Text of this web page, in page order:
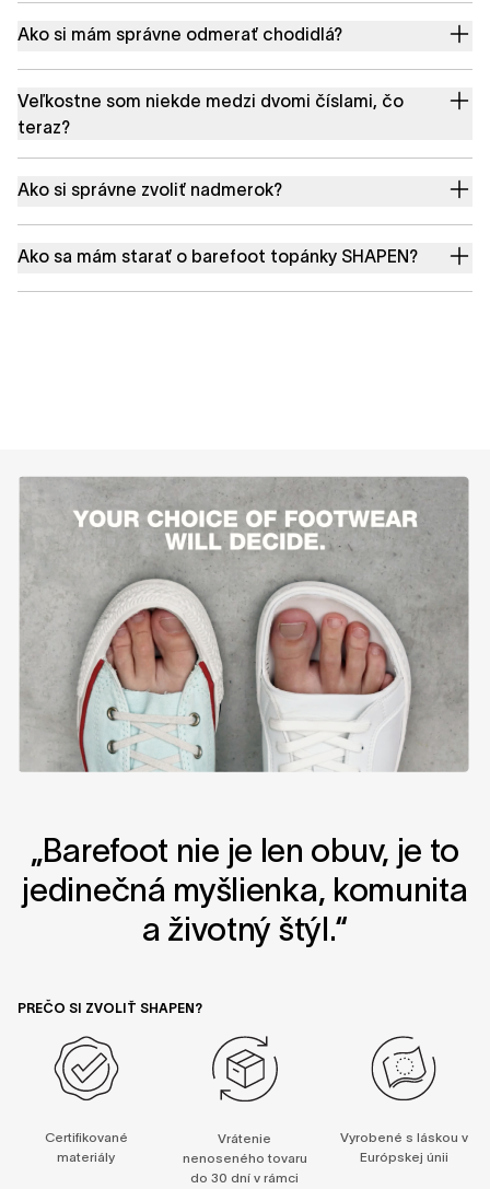
Ako si mám správne odmerať chodidlá?
Veľkostne som niekde medzi dvomi číslami, čo
teraz?
Ako si správne zvoliť nadmerok?
Ako sa mám starať o barefoot topánky SHAPEN?
„Barefoot nie je len obuv, je to
jedinečná myšlienka, komunita
a životný štýl.“
PREČO SI ZVOLIŤ SHAPEN?
Certifikované
materiály
Vrátenie
nenoseného tovaru
do 30 dní v rámci
Vyrobené s láskou v
Európskej únii